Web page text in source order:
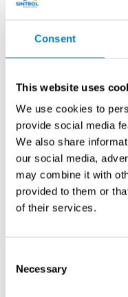
Consent
This website uses
We use cookies to
provide social media
We also share
our social media,
may combine it with
provided to them or
of their services.
Selection
Necessary
tarkastuksissa. Se
ulottuvien
valoa tai
Jauhetta voidaan
puhalluspullolla tai
magneettikentän
on korkea
voivat muodostua
Terävät,
metallipinnoilla
Erittäin hienosteltu